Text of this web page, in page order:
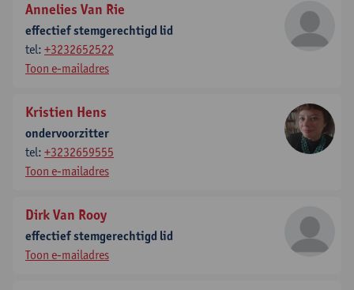
Annelies Van Rie
effectief stemgerechtigd lid
tel: +3232652522
Toon e-mailadres
Kristien Hens
ondervoorzitter
tel: +3232659555
Toon e-mailadres
Dirk Van Rooy
effectief stemgerechtigd lid
Toon e-mailadres